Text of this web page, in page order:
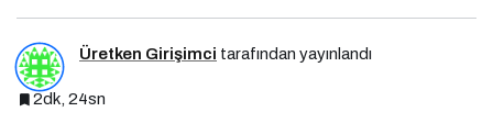
Üretken Girişimci tarafından yayınlandı
2dk, 24sn